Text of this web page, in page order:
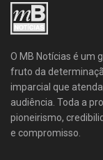
O MB Notícias é um
fruto da
imparcial que
audiência. Toda a
pioneirismo,
e compromisso.